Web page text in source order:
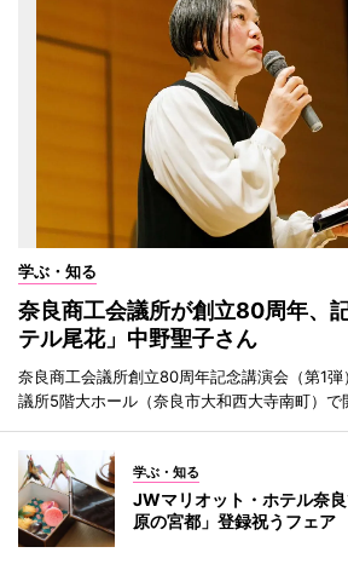
学ぶ・知る
奈良商工会議所が創立80周年、
テル尾花」中野聖子さん
奈良商工会議所創立80周年記念講演会（第1
議所5階大ホール（奈良市大和西大寺南町）で
学ぶ・知る
JWマリオット・ホテル奈
原の宮都」登録祝うフェア